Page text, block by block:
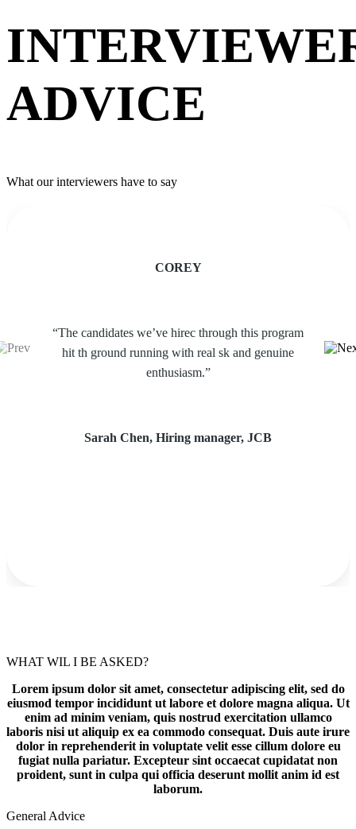
ADVICE
What our interviewers have to say
COREY
“The candidates we’ve hirec through this program
hit th ground running with real sk and genuine
enthusiasm.”
Sarah Chen, Hiring manager, JCB
WHAT WIL I BE ASKED?
Lorem ipsum dolor sit amet, consectetur adipiscing elit, sed do
eiusmod tempor incididunt ut labore et dolore magna aliqua. Ut
enim ad minim veniam, quis nostrud exercitation ullamco
laboris nisi ut aliquip ex ea commodo consequat. Duis aute irure
dolor in reprehenderit in voluptate velit esse cillum dolore eu
fugiat nulla pariatur. Excepteur sint occaecat cupidatat non
proident, sunt in culpa qui officia deserunt mollit anim id est
laborum.
General Advice